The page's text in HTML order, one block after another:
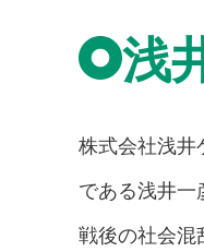
浅
株式会社浅井
である浅井一
戦後の社会混